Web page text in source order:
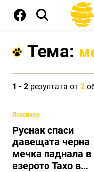
Тема:
1 - 2 резултата от 2
Лексикон
Руснак спаси
давещата черна
мечка паднала в
езерото Тахо в